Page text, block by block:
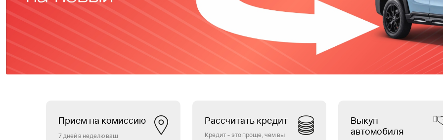
Прием на комиссию
7 дней в неделю ваш
Рассчитать кредит
Кредит - это проще, чем вы
Выкуп
автомобиля